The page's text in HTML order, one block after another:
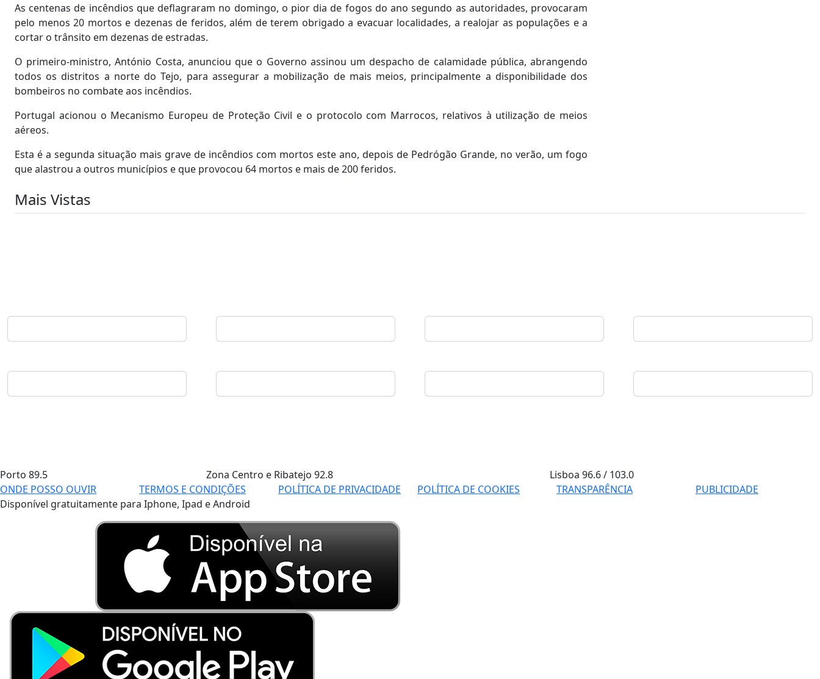
As centenas de incêndios que deflagraram no domingo, o pior dia de fogos do ano segundo as autoridades, provocaram
pelo menos 20 mortos e dezenas de feridos, além de terem obrigado a evacuar localidades, a realojar as populações e a
cortar o trânsito em dezenas de estradas.
O primeiro-ministro, António Costa, anunciou que o Governo assinou um despacho de calamidade pública, abrangendo
todos os distritos a norte do Tejo, para assegurar a mobilização de mais meios, principalmente a disponibilidade dos
bombeiros no combate aos incêndios.
Portugal acionou o Mecanismo Europeu de Proteção Civil e o protocolo com Marrocos, relativos à utilização de meios
aéreos.
Esta é a segunda situação mais grave de incêndios com mortos este ano, depois de Pedrógão Grande, no verão, um fogo
que alastrou a outros municípios e que provocou 64 mortos e mais de 200 feridos.
Mais Vistas
Porto 89.5 Zona Centro e Ribatejo 92.8 Lisboa96.6 / 103.0
ONDE POSSO OUVIR
TERMOS E CONDIÇÕES POLÍTICA DE PRIVACIDADE POLÍTICA DE COOKIES TRANSPARÊNCIA
PUBLICIDADE
Disponível gratuitamente para Iphone, Ipad e Android